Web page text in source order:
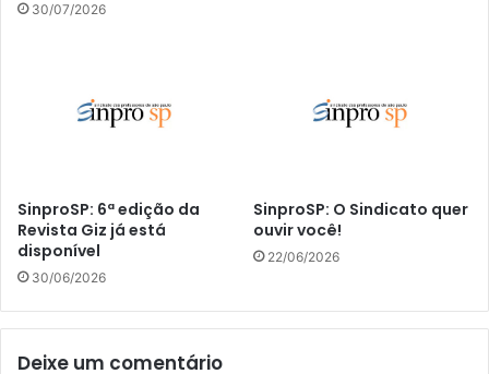
30/07/2026
SinproSP: 6ª edição da
Revista Giz já está
disponível
30/06/2026
SinproSP: O Sindicato quer
ouvir você!
22/06/2026
Deixe um comentário